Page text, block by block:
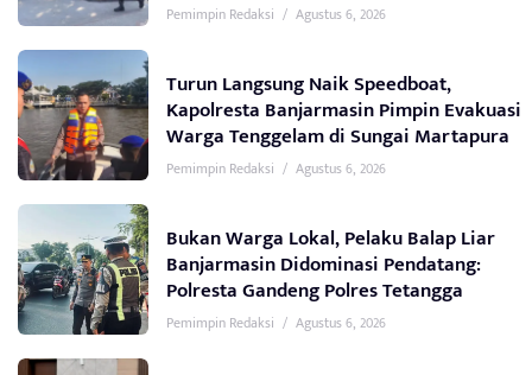
Pemimpin Redaksi / Agustus 6, 2026
Turun Langsung Naik Speedboat,
Kapolresta Banjarmasin Pimpin Evakuasi
Warga Tenggelam di Sungai Martapura
Pemimpin Redaksi / Agustus 6, 2026
Bukan Warga Lokal, Pelaku Balap Liar
Banjarmasin Didominasi Pendatang:
Polresta Gandeng Polres Tetangga
Pemimpin Redaksi / Agustus 6, 2026